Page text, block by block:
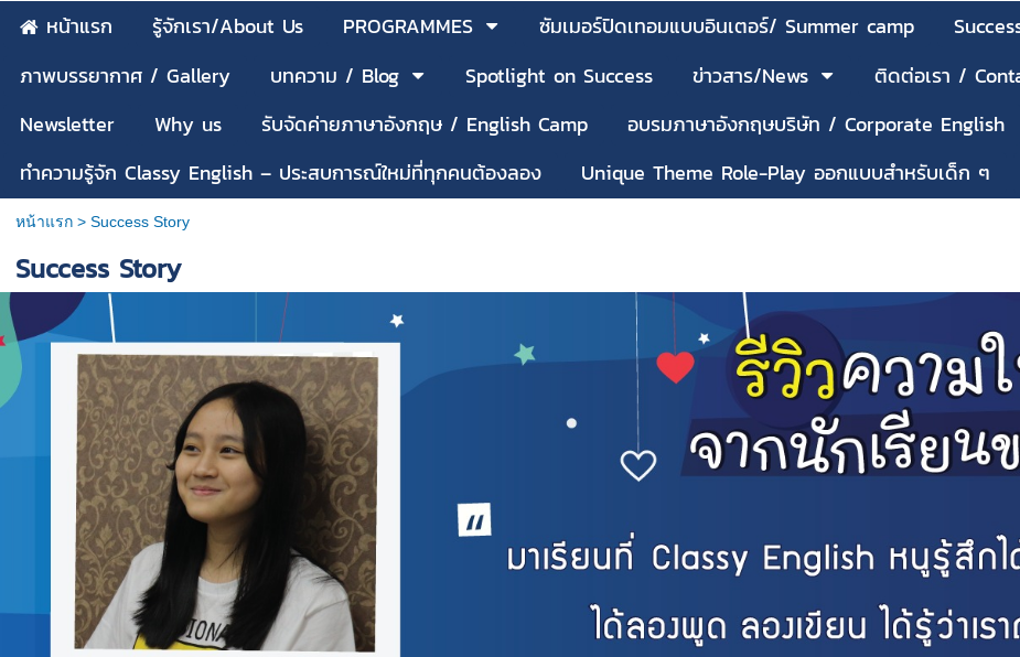
หน้าแรก รู้จักเรา/About Us PROGRAMMES ซัมเมอร์ปิดเทอมแบบอินเตอร์/ Summer camp
ภาพบรรยากาศ / Gallery
บทความ / Blog Spotlight on Success ข่าวสาร/News ติดต่อเรา /
Newsletter
Why us รับจัดค่ายภาษาอังกฤษ / English Camp
อบรมภาษาอังกฤษบริษัท / Corporate English
ทำความรู้จัก Classy English – ประสบการณ์ใหม่ที่ทุกคนต้องลอง
Unique Theme Role-Play ออกแบบสำหรับเด็ก ๆ
หน้าแรก> Success Story
Success Story